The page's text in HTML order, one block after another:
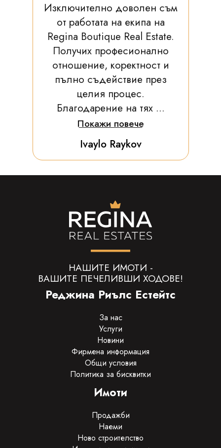
Изключително доволен съм
от работата на екипа на
Regina Boutique Real Estate.
Получих професионално
отношение, коректност и
пълно съдействие през
целия процес.
Благодарение на тях ...
Покажи повече
Ivaylo Raykov
НАШИТЕ ИМОТИ -
ВАШИТЕ ПЕЧЕЛИВШИ ХОДОВЕ!
Реджина Риълс Естейтс
За нас
Услуги
Новини
Фирмена информация
Общи условия
Политика за бисквитки
Имоти
Продажби
Наеми
Ново строителство